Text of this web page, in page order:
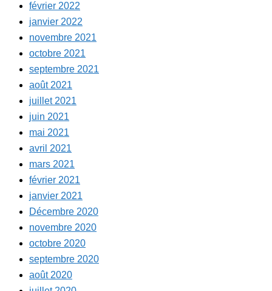
février 2022
janvier 2022
novembre 2021
octobre 2021
septembre 2021
août 2021
juillet 2021
juin 2021
mai 2021
avril 2021
mars 2021
février 2021
janvier 2021
Décembre 2020
novembre 2020
octobre 2020
septembre 2020
août 2020